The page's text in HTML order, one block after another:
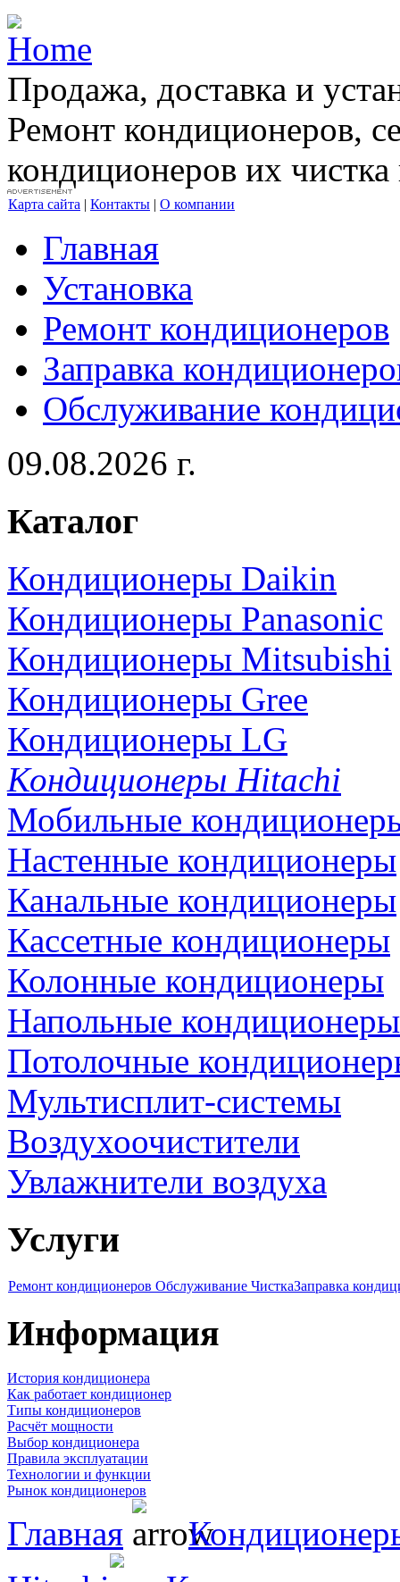
Продажа, доставка и
Ремонт кондиционеров,
кондиционеров их
Карта сайта | Контакты | О компании
Главная
Установка
Ремонт кондиционеров
Заправка
Обслуживание
09.08.2026 г.
Каталог
Кондиционеры Daikin
Кондиционеры Panasonic
Кондиционеры Mitsubishi
Кондиционеры Gree
Кондиционеры LG
Кондиционеры Hitachi
Мобильные
Настенные кондиционеры
Канальные кондиционеры
Кассетные кондиционеры
Колонные кондиционеры
Напольные кондиционеры
Потолочные
Мультисплит-системы
Воздухоочистители
Увлажнители воздуха
Услуги
Ремонт кондиционеров Обслуживание ЧисткаЗаправка
Информация
История кондиционера
Как работает кондиционер
Типы кондиционеров
Расчёт мощности
Выбор кондиционера
Правила эксплуатации
Технологии и функции
Рынок кондиционеров
Главная